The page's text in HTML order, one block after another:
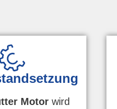
Motor wird